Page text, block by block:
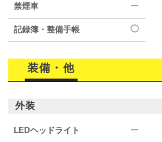
禁煙車 ー
記録簿・整備手帳 ◯
装備・他
外装
LEDヘッドライト ー